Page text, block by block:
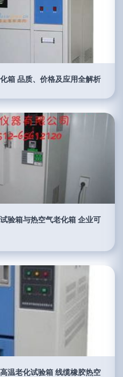
箱 品质、价格及应用全解析
验箱与热空气老化箱 企业可
温老化试验箱 线缆橡胶热空